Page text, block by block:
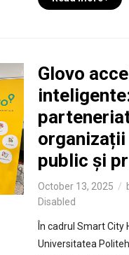
Glovo
public și
October 13, 2025
Disabled
În cadrul Smart
Universitatea